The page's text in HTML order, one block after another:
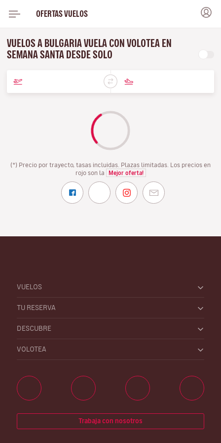
OFERTAS VUELOS
VUELOS A BULGARIA VUELA CON VOLOTEA EN
SEMANA SANTA DESDE SOLO
(*) Precio por trayecto, tasas incluidas. Plazas limitadas. Los precios en
rojo son la
Mejor oferta!
VUELOS
TU RESERVA
DESCUBRE
VOLOTEA
Trabaja con nosotros